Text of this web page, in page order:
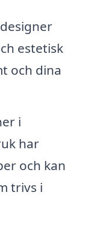
estetisk
och dina
i
har
och kan
trivs i